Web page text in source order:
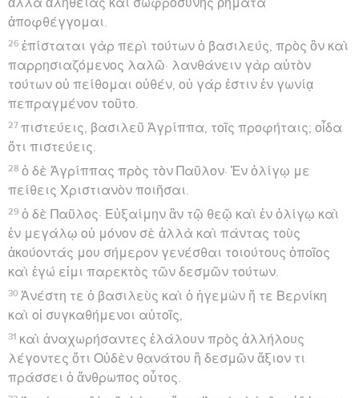
σῴζεσθαι ἡμᾶς.
Παῦλος ἐν μέσῳ αὐτῶν εἶπεν· Ἔδει μέν, ὦ ἄνδρες,
πειθαρχήσαντάς μοι μὴ ἀνάγεσθαι ἀπὸ τῆς Κρήτης
κερδῆσαί τε τὴν ὕβριν ταύτην καὶ τὴν ζημίαν.
καὶ τὰ νῦν παραινῶ ὑμᾶς εὐθυμεῖν, ἀποβολὴ γὰρ
ψυχῆς οὐδεμία ἔσται ἐξ ὑμῶν πλὴν τοῦ πλοίου·
καὶ λατρεύω, ἄγγελος
παραστῆναι, καὶ ἰδοὺ κεχάρισταί σοι ὁ θεὸς πάντας
τοὺς πλέοντας μετὰ σοῦ.
διὸ εὐθυμεῖτε, ἄνδρες· πιστεύω γὰρ τῷ θεῷ ὅτι
εἰς νῆσον δέ τινα δεῖ ἡμᾶς ἐκπεσεῖν.
Ὡς δὲ τεσσαρεσκαιδεκάτη νὺξ ἐγένετο
διαφερομένων ἡμῶν ἐν τῷ Ἀδρίᾳ, κατὰ μέσον τῆς
νυκτὸς ὑπενόουν οἱ ναῦται προσάγειν τινὰ αὐτοῖς